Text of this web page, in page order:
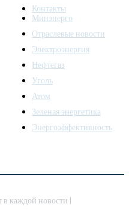
Контакты
Минэнерго
Отраслевые новости
Электроэнергия
Нефтегаз
Уголь
Атом
Зеленая энергетика
Энергоэффективность
каждой новости |